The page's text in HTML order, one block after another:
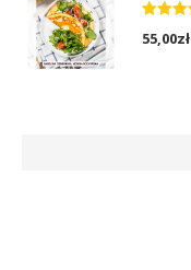
5.00na 5
55,00zł